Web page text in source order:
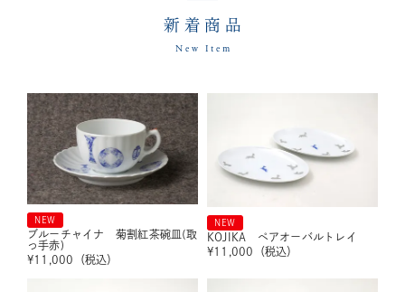
新着商品
New Item
NEW
ブルーチャイナ 菊割紅茶碗皿(取
っ手赤)
¥11,000 （税込）
NEW
KOJIKA ペアオーバルトレイ
¥11,000 （税込）